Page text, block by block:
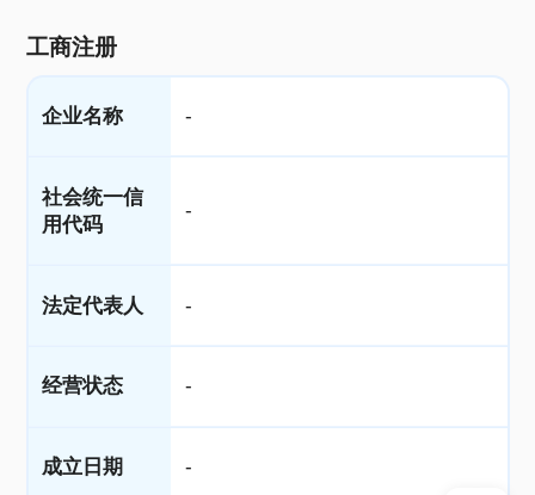
工商注册
企业名称 -
社会统一信
用代码
-
法定代表人 -
经营状态 -
成立日期 -